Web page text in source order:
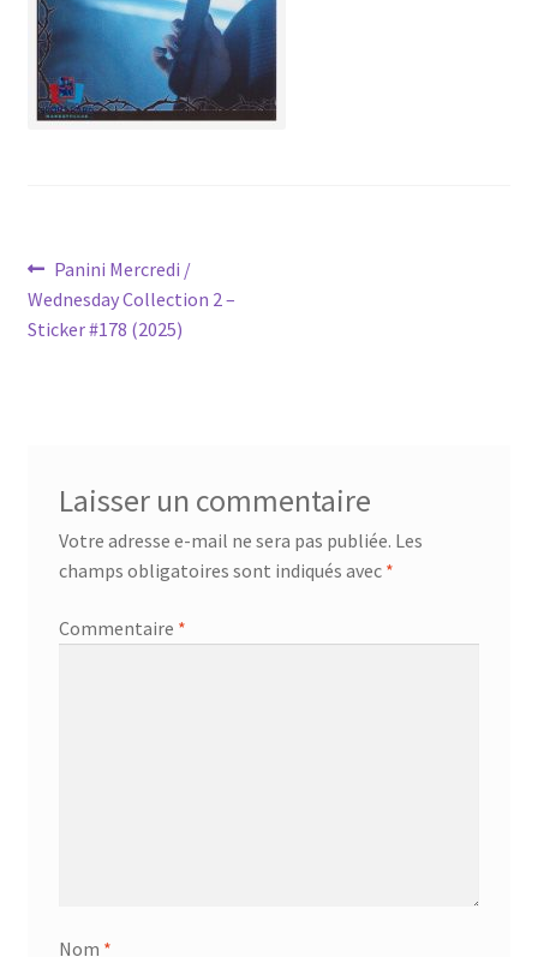
Navigation
de
Article
précédent :
Panini Mercredi /
Wednesday Collection 2 –
Sticker #178 (2025)
Laisser un commentaire
Votre adresse e-mail ne sera pas publiée. Les
champs obligatoires sont indiqués avec *
Commentaire *
Nom *